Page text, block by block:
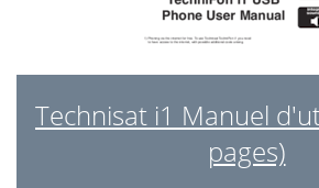
Technisat i1 Manuel
pages)